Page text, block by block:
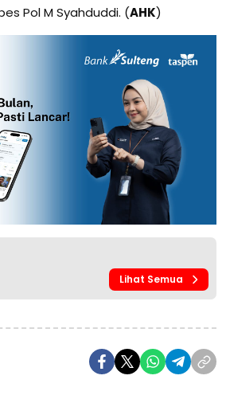
Pol M Syahduddi. (AHK)
Lihat Semua